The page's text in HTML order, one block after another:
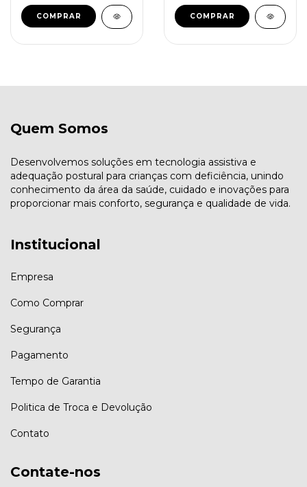
COMPRAR COMPRAR
Quem Somos
Desenvolvemos soluções em tecnologia assistiva e
adequação postural para crianças com deficiência, unindo
conhecimento da área da saúde, cuidado e inovações para
proporcionar mais conforto, segurança e qualidade de vida.
Institucional
Empresa
Como Comprar
Segurança
Pagamento
Tempo de Garantia
Politica de Troca e Devolução
Contato
Contate-nos